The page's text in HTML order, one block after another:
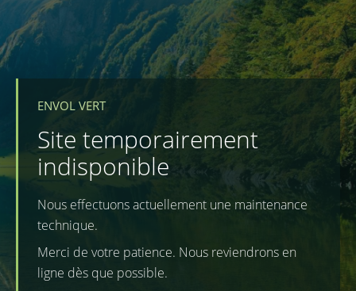
ENVOL VERT
Site temporairement
indisponible
Nous effectuons actuellement une maintenance
technique.
Merci de votre patience. Nous reviendrons en
ligne dès que possible.